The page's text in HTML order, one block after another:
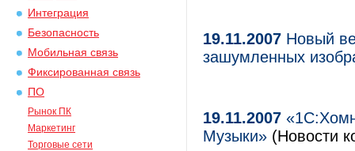
Интеграция
Безопасность
Мобильная связь
Фиксированная связь
ПО
Рынок ПК
Маркетинг
Торговые сети
19.11.2007 Новый
зашумленных
19.11.2007
Музыки» (Новости